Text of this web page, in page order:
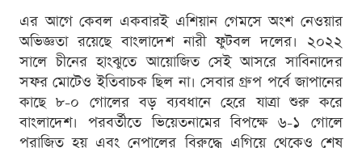
এর আগে কেবল একবারই এশিয়ান গেমসে অংশ নেওয়ার
অভিজ্ঞতা রয়েছে বাংলাদেশ নারী ফুটবল দলের। ২০২২
সালে চীনের হাংঝুতে আয়োজিত সেই আসরে সাবিনাদের
সফর মোটেও ইতিবাচক ছিল না। সেবার গ্রুপ পর্বে জাপানের
কাছে ৮-০ গোলের বড় ব্যবধানে হেরে যাত্রা শুরু করে
বাংলাদেশ। পরবর্তীতে ভিয়েতনামের বিপক্ষে ৬-১ গোলে
পরাজিত হয় এবং নেপালের বিরুদ্ধে এগিয়ে থেকেও শেষ